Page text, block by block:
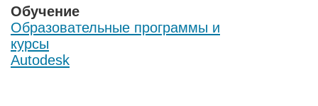
Обучение
Образовательные программы и
курсы
Autodesk